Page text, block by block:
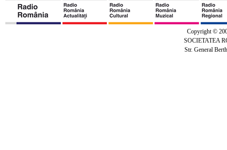
Copyright ©
SOCIETATEA
Str. General